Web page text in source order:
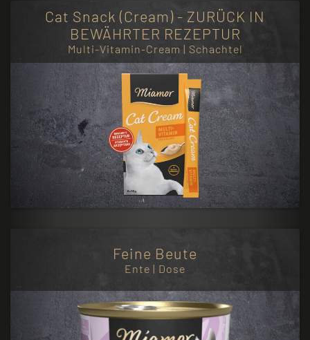
Cat Snack (Cream) - ZURÜCK IN
BEWÄHRTER REZEPTUR
Multi-Vitamin-Cream | Schachtel
Feine Beute
Ente | Dose